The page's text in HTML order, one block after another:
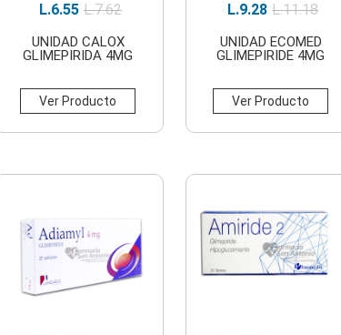
L.7.62
L.6.55
UNIDAD CALOX
GLIMEPIRIDA 4MG
Ver Producto
L.11.18
L.9.28
UNIDAD ECOMED
GLIMEPIRIDE 4MG
Ver Producto